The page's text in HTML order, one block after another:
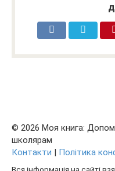
© 2026 Моя книга:
школярам
Контакти | Політика